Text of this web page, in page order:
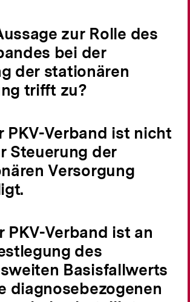
zur Rolle des
bei der
der stationären
trifft zu?
PKV-Verband ist nicht
Steuerung der
Versorgung
PKV-Verband ist an
des
Basisfallwerts
diagnosebezogenen